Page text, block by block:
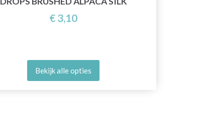
€ 3,10
Bekijk alle opties